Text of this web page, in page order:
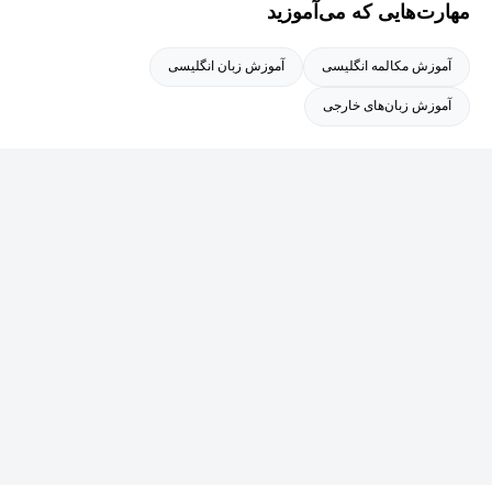
مهارت‌هایی که می‌آموزید
آموزش مکالمه انگلیسی آموزش زبان انگلیسی
آموزش زبان‌های خارجی